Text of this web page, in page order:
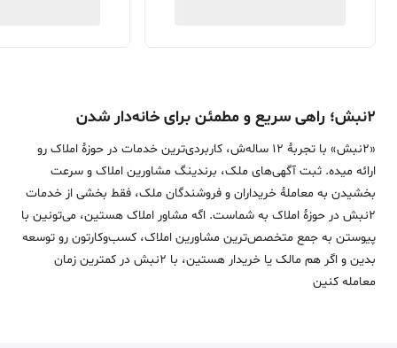
۲نبش؛ راهی سریع و مطمئن برای خانه‌دار شدن
«2نبش» با تجربۀ 12 ساله‌ش، کاربردی‌ترین خدمات در حوزۀ املاک رو
ارائه میده. ثبت آگهی‌های ملک، برندینگ مشاورین املاک و سرعت
بخشیدن به معاملۀ خریداران و فروشندگان ملک، فقط بخشی از خدمات
2نبش در حوزۀ املاک به شماست. اگه مشاور املاک هستین، می‌تونین با
پیوستن به جمع متخصص‌ترین مشاورین املاک، کسب‌وکارتون رو توسعه
بدین و اگر هم مالک یا خریدار هستین، با 2نبش در کمترین زمان
معامله‌ کنین